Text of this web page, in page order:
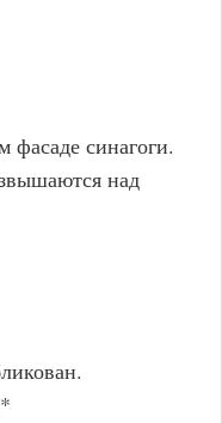
фасаде синагоги.
над
*